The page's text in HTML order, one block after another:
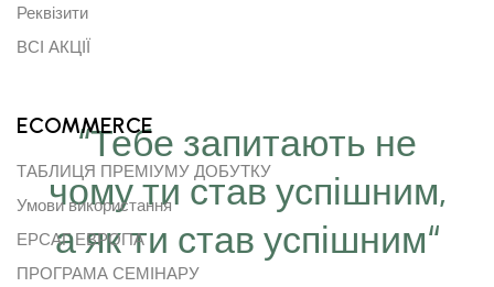
“Тебе запитають не
чому ти став успішним,
а як ти став успішним“
Реквізити
ВСІ АКЦІЇ
ECOMMERCE
ТАБЛИЦЯ ПРЕМІУМУ ДОБУТКУ
Умови використання
ЕРСАГ ЕВРОПА
ПРОГРАМА СЕМІНАРУ